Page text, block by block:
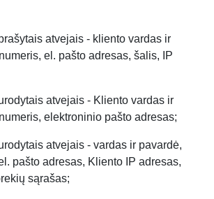
atvejais - kliento vardas ir
el. pašto adresas, šalis, IP
atvejais - Kliento vardas ir
elektroninio pašto adresas;
atvejais - vardas ir pavardė,
pašto adresas, Kliento IP adresas,
sąrašas;